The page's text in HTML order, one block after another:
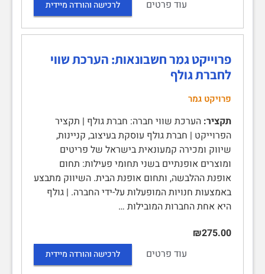
עוד פרטים
לרכישה והורדה מיידית
פרוייקט גמר חשבונאות: הערכת שווי
לחברת גולף
פרויקט גמר
תקציר: הערכת שווי חברה: חברת גולף | תקציר
הפרוייקט | חברת גולף עוסקת בעיצוב, קניינות,
שיווק ומכירה קמעונאית בישראל של פריטים
ומוצרים אופנתיים בשני תחומי פעילות: תחום
אופנת ההלבשה, ותחום אופנת הבית. השיווק מתבצע
באמצעות חנויות המופעלות על-ידי החברה. | גולף
היא אחת החברות המובילות …
₪275.00
עוד פרטים
לרכישה והורדה מיידית